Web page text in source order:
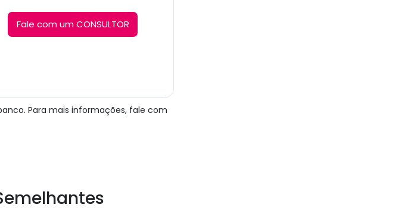
Fale com um CONSULTOR
Para mais informações, fale com